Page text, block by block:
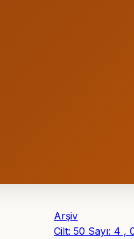
Arşiv
Cilt: 50 Sayı: 4 ,